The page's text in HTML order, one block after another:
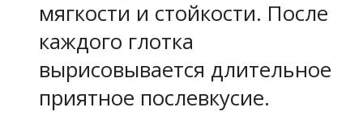
мягкости и стойкости. После
каждого глотка
вырисовывается длительное
приятное послевкусие.